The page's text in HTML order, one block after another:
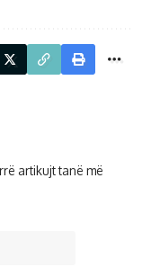
artikujt tanë më